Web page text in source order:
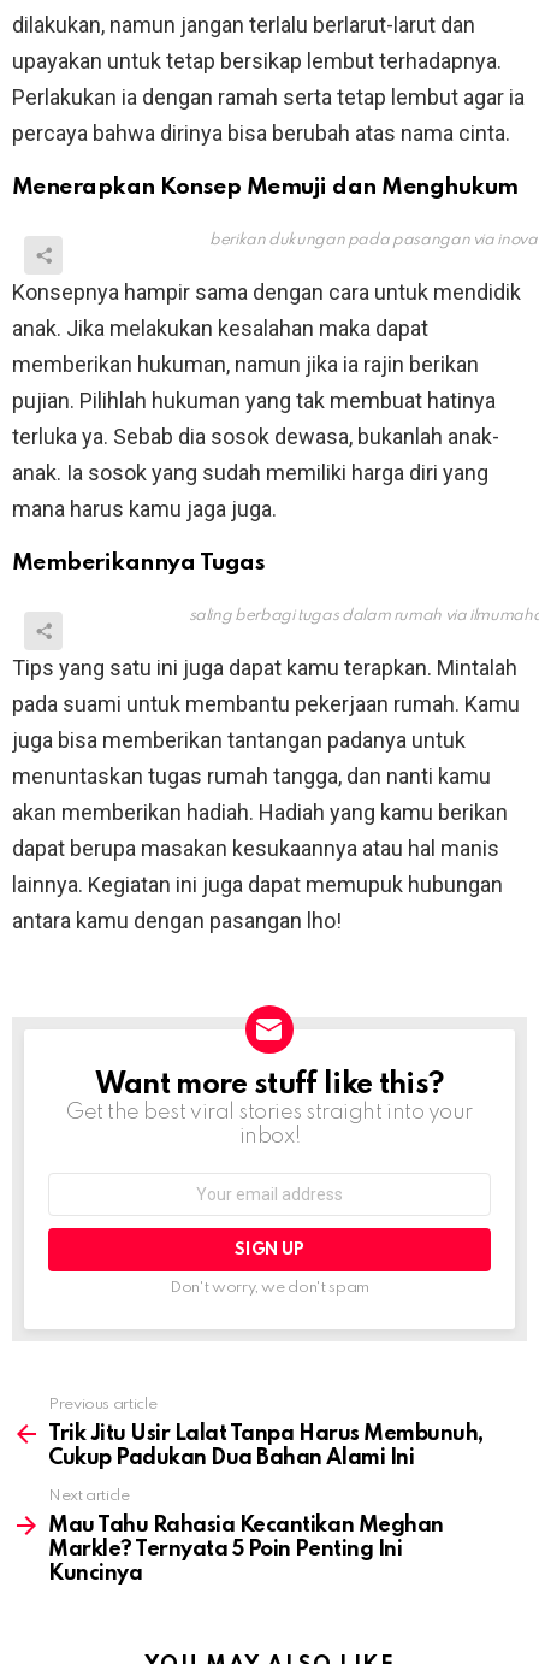
dilakukan, namun jangan terlalu berlarut-larut dan
upayakan untuk tetap bersikap lembut terhadapnya.
Perlakukan ia dengan ramah serta tetap lembut agar ia
percaya bahwa dirinya bisa berubah atas nama cinta.
Menerapkan Konsep Memuji dan Menghukum
berikan dukungan pada pasangan via
Konsepnya hampir sama dengan cara untuk mendidik
anak. Jika melakukan kesalahan maka dapat
memberikan hukuman, namun jika ia rajin berikan
pujian. Pilihlah hukuman yang tak membuat hatinya
terluka ya. Sebab dia sosok dewasa, bukanlah anak-
anak. Ia sosok yang sudah memiliki harga diri yang
mana harus kamu jaga juga.
Memberikannya Tugas
saling berbagi tugas dalam rumah via
Tips yang satu ini juga dapat kamu terapkan. Mintalah
pada suami untuk membantu pekerjaan rumah. Kamu
juga bisa memberikan tantangan padanya untuk
menuntaskan tugas rumah tangga, dan nanti kamu
akan memberikan hadiah. Hadiah yang kamu berikan
dapat berupa masakan kesukaannya atau hal manis
lainnya. Kegiatan ini juga dapat memupuk hubungan
antara kamu dengan pasangan lho!
NEWSLETTER
Want more stuff like this?
Get the best viral stories straight into your
inbox!
Don't worry, we don't spam
more
Previous article
Trik Jitu Usir Lalat Tanpa Harus Membunuh,
Cukup Padukan Dua Bahan Alami Ini
Next article
Mau Tahu Rahasia Kecantikan Meghan
Markle? Ternyata 5 Poin Penting Ini
Kuncinya